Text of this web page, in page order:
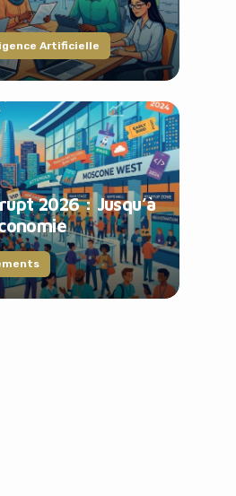
Artificielle
2026 : Jusqu’à